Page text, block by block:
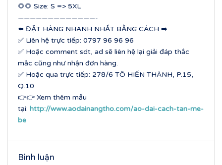
🌻🌻 Size: S => 5XL
—————————————-
⬅️ ĐẶT HÀNG NHANH NHẤT BẰNG CÁCH ➡️
✅ Liên hệ trực tiếp: 0797 96 96 96
✅ Hoặc comment sdt, ad sẽ liên hệ lại giải đáp thắc
mắc cũng như nhận đơn hàng.
✅ Hoặc qua trực tiếp: 278/6 TÔ HIẾN THÀNH, P.15,
Q.10
👉👉 Xem thêm mẫu
tại: http://www.aodainangtho.com/ao-dai-cach-tan-me-
be
Bình luận